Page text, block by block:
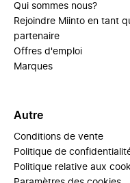
Qui sommes nous?
Rejoindre Miinto en tant
partenaire
Offres d'emploi
Marques
Autre
Conditions de vente
Politique de
Politique relative aux